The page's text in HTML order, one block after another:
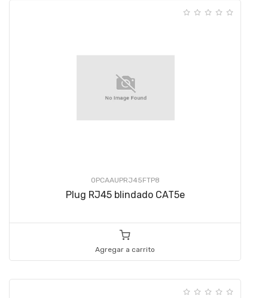
OPCAAUPRJ45FTP8
Plug RJ45 blindado CAT5e
Agregar a carrito